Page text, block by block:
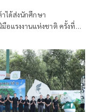
ได้ส่งนักศึกษา
มือแรงงานแห่งชาติ ครั้งที่